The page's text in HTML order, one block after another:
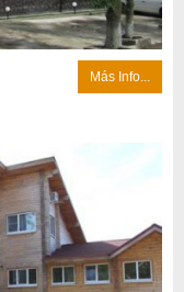
Más Info...